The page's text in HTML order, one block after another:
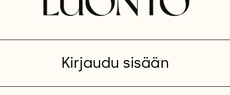
Kirjaudu sisään